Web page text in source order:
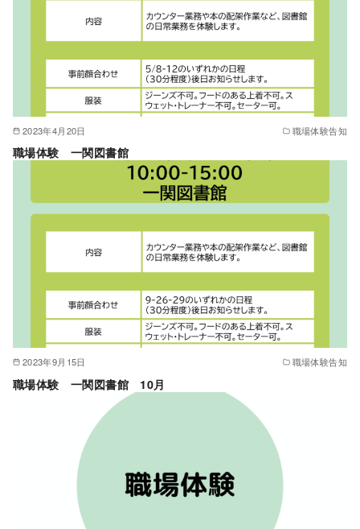
2023年4月20日 職場体験告知
職場体験 一関図書館
2023年9月15日 職場体験告知
職場体験 一関図書館 10月